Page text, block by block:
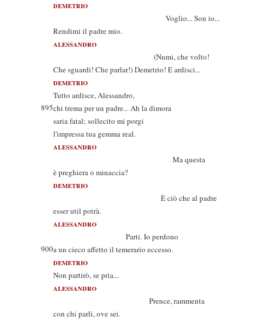
DEMETRIO
Voglio... Son io...
Rendimi il padre mio.
ALESSANDRO
(Numi, che volto!
Che sguardi! Che parlar!) Demetrio! E ardisci...
DEMETRIO
Tutto ardisce, Alessandro,
895chi trema per un padre... Ah la dimora
saria fatal; sollecito mi porgi
l'impressa tua gemma real.
ALESSANDRO
Ma questa
è preghiera o minaccia?
DEMETRIO
È ciò che al padre
esser util potrà.
ALESSANDRO
Parti. Io perdono
900a un cieco affetto il temerario eccesso.
DEMETRIO
Non partirò, se pria...
ALESSANDRO
Prence, rammenta
con chi parli, ove sei.